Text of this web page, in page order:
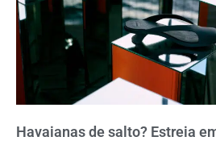
Havaianas de salto? Estreia